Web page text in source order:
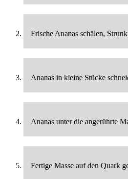
Frische Ananas schälen,
Ananas in kleine Stücke
Ananas unter die angerührte
Fertige Masse auf den Quark